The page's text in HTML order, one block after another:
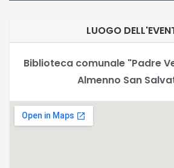
LUOGO
Biblioteca comunale "Padre
Almenno San